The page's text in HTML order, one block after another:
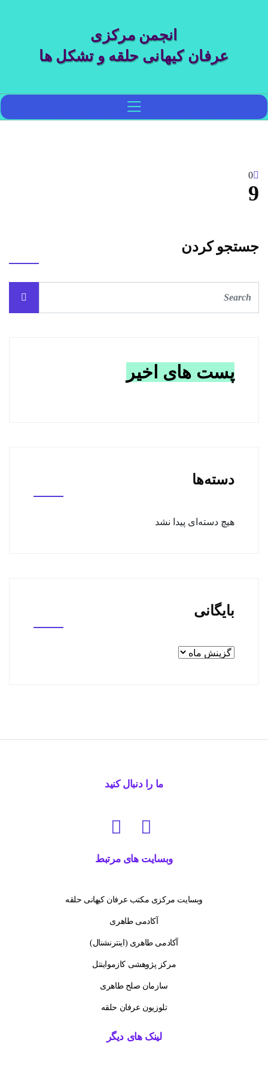
انجمن مرکزی
عرفان کیهانی حلقه و تشکل ها
0
9
جستجو کردن
پست های اخیر
دسته‌ها
هیچ دسته‌ای پیدا نشد
بایگانی
ما را دنبال کنید
وبسایت های مرتبط
وبسایت مرکزی مکتب عرفان کیهانی حلقه
آکادمی طاهری
آکادمی طاهری (اینترنشنال)
مرکز پژوهشی کازمواینتل
سازمان صلح طاهری
تلوزیون عرفان حلقه
لینک های دیگر